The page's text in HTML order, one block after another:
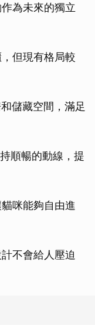
為未來的獨立
但現有格局較
儲藏空間，滿足
順暢的動線，提
咪能夠自由進
不會給人壓迫